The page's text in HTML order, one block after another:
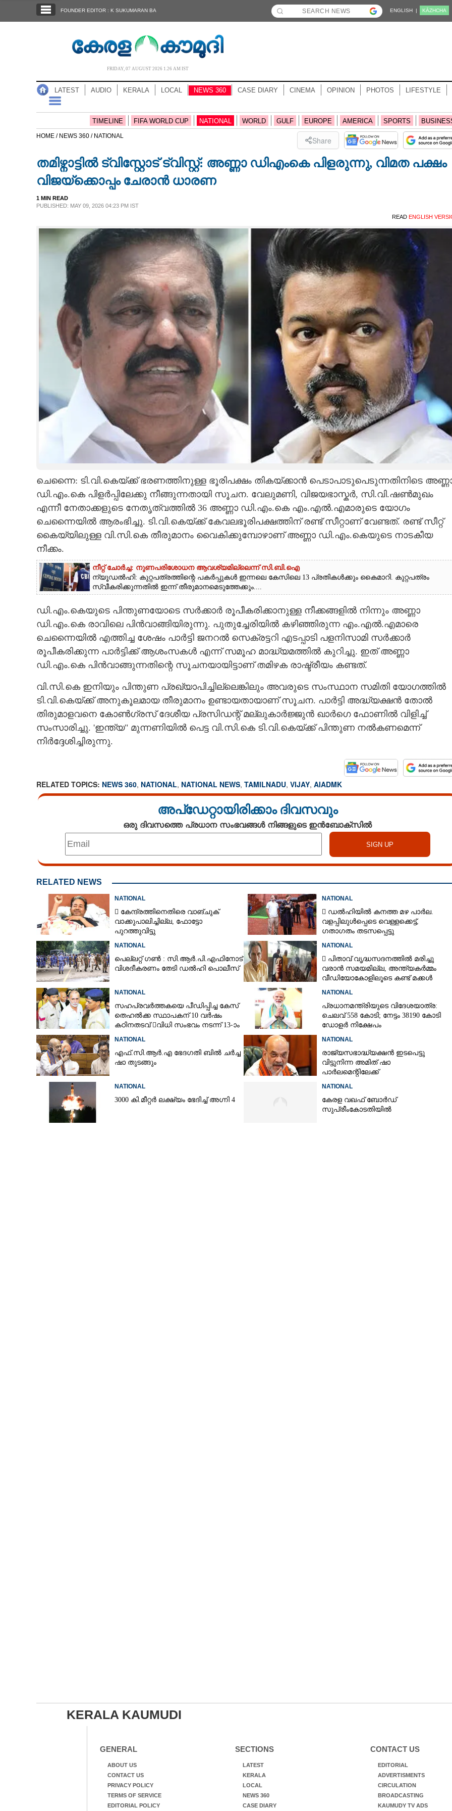
NOTIFIED NEWS
NEWS 360
CASE DIARY
LITERATURE
FOUNDER EDITOR : K SUKUMARAN BA ENGLISH | KĀZHCHA
FRIDAY, 07 AUGUST 2026 1.26 AM IST
LATEST AUDIO KERALA LOCAL NEWS 360 CASE DIARY CINEMA OPINION PHOTOS LIFESTYLE
TIMELINE FIFA WORLD CUP NATIONAL WORLD GULF EUROPE AMERICA SPORTS
HOME / NEWS 360 / NATIONAL Share
തമിഴ്നാട്ടിൽ ട്വിസ്റ്റോട് ട്വിസ്റ്റ്: അണ്ണാ ഡിഎംകെ പിളരുന്നു, വിമത പക്ഷം
വിജയ്ക്കൊപ്പം ചേരാൻ ധാരണ
1 MIN READ
PUBLISHED: MAY 09, 2026 04:23 PM IST
READ ENGLISH
ചെന്നൈ: ടി.വി.കെയ്ക്ക് ഭരണത്തിനുള്ള ഭൂരിപക്ഷം തികയ്ക്കാൻ പെടാപാടുപെടുന്നതിനിടെ
ഡി.എം.കെ പിളർപ്പിലേക്കു നീങ്ങുന്നതായി സൂചന. വേലുമണി, വിജയഭാസ്കർ, സി.വി.ഷൺമുഖം
എന്നീ നേതാക്കളുടെ നേതൃത്വത്തിൽ 36 അണ്ണാ ഡി.എം.കെ എം.എൽ.എമാരുടെ യോഗം
ചെന്നൈയിൽ ആരംഭിച്ചു. ടി.വി.കെയ്ക്ക് കേവലഭൂരിപക്ഷത്തിന് രണ്ട് സീറ്റാണ് വേണ്ടത്. രണ്ട് സീറ്റ്
കൈയ്യിലുള്ള വി.സി.കെ തീരുമാനം വൈകിക്കുമ്പോഴാണ് അണ്ണാ ഡി.എം.കെയുടെ നാടകീയ
നീക്കം.
നീറ്റ് ചോർച്ച: നുണപരിശോധന ആവശ്യമില്ലെന്ന് സി.ബി.ഐ
ന്യൂഡൽഹി: കുറ്റപത്രത്തിന്റെ പകർപ്പുകൾ ഇന്നലെ കേസിലെ 13 പ്രതികൾക്കും കൈമാറി. കുറ്റപത്രം
സ്വീകരിക്കുന്നതിൽ ഇന്ന് തീരുമാനമെടുത്തേക്കും....
ഡി.എം.കെയുടെ പിന്തുണയോടെ സർക്കാർ രൂപീകരിക്കാനുള്ള നീക്കങ്ങളിൽ നിന്നും അണ്ണാ
ഡി.എം.കെ രാവിലെ പിൻവാങ്ങിയിരുന്നു. പുതുച്ചേരിയിൽ കഴിഞ്ഞിരുന്ന എം.എൽ.എമാരെ
ചെന്നൈയിൽ എത്തിച്ച ശേഷം പാർട്ടി ജനറൽ സെക്രട്ടറി എടപ്പാടി പളനിസാമി സർക്കാർ
രൂപീകരിക്കുന്ന പാർട്ടിക്ക് ആശംസകൾ എന്ന് സമൂഹ മാദ്ധ്യമത്തിൽ കുറിച്ചു. ഇത് അണ്ണാ
ഡി.എം.കെ പിൻവാങ്ങുന്നതിന്റെ സൂചനയായിട്ടാണ് തമിഴക രാഷ്ട്രീയം കണ്ടത്.
വി.സി.കെ ഇനിയും പിന്തുണ പ്രഖ്യാപിച്ചില്ലെങ്കിലും അവരുടെ സംസ്ഥാന സമിതി യോഗത്തിൽ
ടി.വി.കെയ്ക്ക് അനുകൂലമായ തീരുമാനം ഉണ്ടായതായാണ് സൂചന. പാ‌ർട്ടി അദ്ധ്യക്ഷൻ തോൽ
തിരുമാളവനെ കോൺഗ്രസ് ദേശീയ പ്രസിഡന്റ് മല്ലുകാർജ്ജുൻ ഖാർഗെ ഫോണിൽ വിളിച്ച്
സംസാരിച്ചു. 'ഇന്ത്യ" മുന്നണിയിൽ പെട്ട വി.സി.കെ ടി.വി.കെയ്ക്ക് പിന്തുണ നൽകണമെന്ന്
നിർദ്ദേശിച്ചിരുന്നു.
RELATED TOPICS: NEWS 360, NATIONAL, NATIONAL NEWS, TAMILNADU, VIJAY, AIADMK
അപ്ഡേറ്റായിരിക്കാം ദിവസവും
ഒരു ദിവസത്തെ പ്രധാന സംഭവങ്ങൾ നിങ്ങളുടെ ഇൻബോക്സിൽ
RELATED NEWS
NATIONAL
 കേന്ദ്രത്തിനെതിരെ വാങ്‌ചുക്
വാക്കുപാലിച്ചില്ല, ഫോട്ടോ
പുറത്തുവിട്ടു
NATIONAL
 ഡൽഹിയിൽ കനത്ത മഴ പാർല.
വളപ്പിലുൾപ്പെടെ വെള്ളക്കെട്ട്,
ഗതാഗതം തടസപ്പെട്ടു
NATIONAL
പെല്ലറ്റ് ഗൺ : സി.ആർ.പി.എഫിനോട്
വിശദീകരണം തേടി ഡൽഹി പൊലീസ്
NATIONAL
 പിതാവ് വൃദ്ധസദനത്തിൽ മരിച്ചു
വരാൻ സമയമില്ല,​ അന്ത്യകർമ്മം
വീഡിയോകോളിലൂടെ കണ്ട് മക്കൾ
NATIONAL
സഹപ്രവർത്തകയെ പീഡിപ്പിച്ച കേസ്
തെഹൽക്ക സ്ഥാപകന് 10 വർഷം
കഠിനതടവ് വിധി സംഭവം നടന്ന് 13-ാം
NATIONAL
പ്രധാനമന്ത്രിയുടെ വിദേശയാത്ര:
ചെലവ് 558 കോടി; നേട്ടം 38190 കോടി
ഡോളർ നിക്ഷേപം
NATIONAL
എ​ഫ്.​സി.​ആ​ർ.​എ​ ​ഭേ​ദ​ഗ​തി​ ​ബിൽ ച​ർ​ച്ച​ ​
ഷാ​ ​തുടങ്ങും
NATIONAL
രാജ്യസഭാദ്ധ്യക്ഷൻ ഇടപെട്ടു
വിട്ടുനിന്ന അമിത് ഷാ
പാർലമെന്റിലേക്ക്
എഫ്.സി.ആർ.എ ചർച്ചയ്‌ക്കായി
NATIONAL
3000 കി.മീറ്റർ ലക്ഷ്യം ഭേദിച്ച് അഗ്നി 4
NATIONAL
കേരള വഖഫ് ബോർഡ്
സുപ്രീംകോടതിയിൽ
KERALA KAUMUDI
GENERAL
ABOUT US
CONTACT US
PRIVACY POLICY
TERMS OF SERVICE
EDITORIAL POLICY
SECTIONS
LATEST
KERALA
LOCAL
NEWS 360
CASE DIARY
CONTACT US
EDITORIAL
ADVERTISMENTS
CIRCULATION
BROADCASTING
KAUMUDY TV ADS
ഡിഎംകെ പിളരുന്നു, വിമത പക്ഷം
Share this link